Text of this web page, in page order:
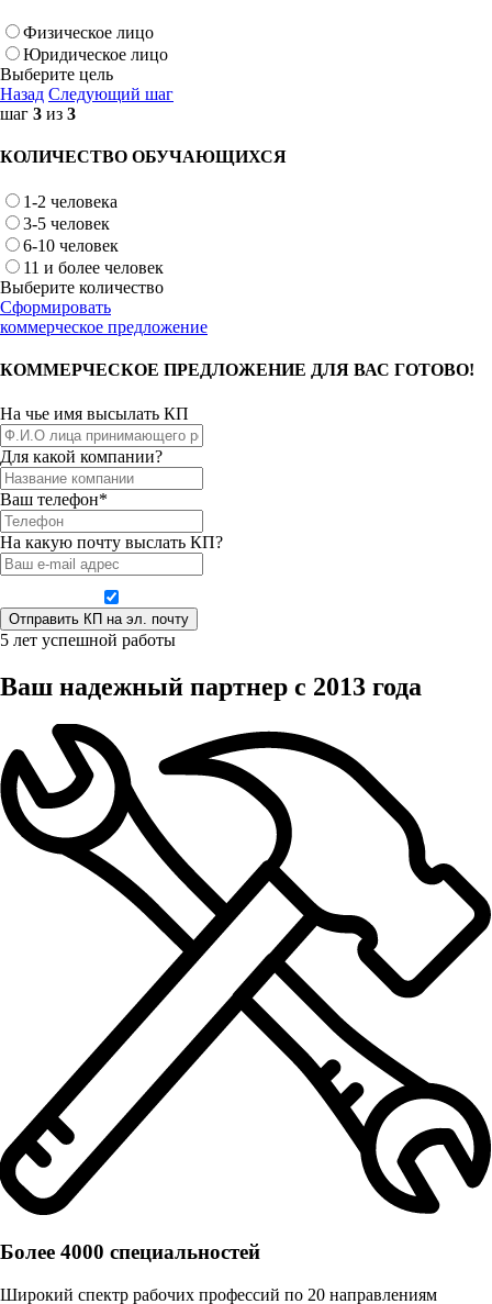
Физическое лицо
Юридическое лицо
Выберите цель
Назад Следующий шаг
шаг 3 из 3
КОЛИЧЕСТВО ОБУЧАЮЩИХСЯ
1-2 человека
3-5 человек
6-10 человек
11 и более человек
Выберите количество
Сформировать
коммерческое предложение
КОММЕРЧЕСКОЕ ПРЕДЛОЖЕНИЕ ДЛЯ ВАС ГОТОВО!
На чье имя высылать КП
Для какой компании?
Ваш телефон*
На какую почту выслать КП?
5 лет успешной работы
Ваш надежный партнер с 2013 года
Более 4000 специальностей
Широкий спектр рабочих профессий по 20 направлениям